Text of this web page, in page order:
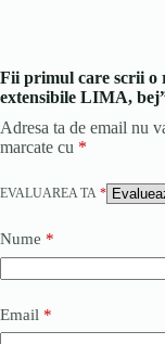
Fii primul care scrii o
extensibile LIMA,
Adresa ta de email nu
marcate cu *
EVALUAREA TA *
Nume *
Email *